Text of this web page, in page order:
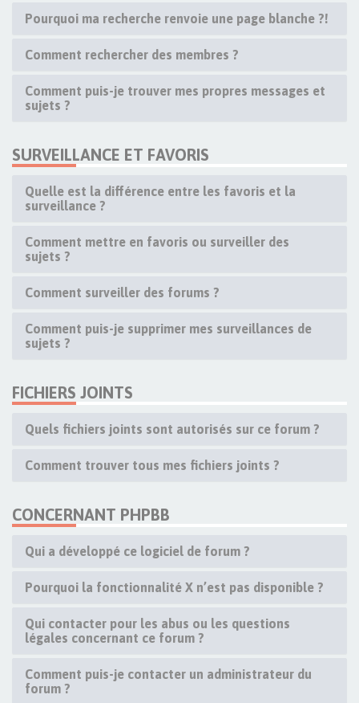
Pourquoi ma recherche renvoie une page blanche ?!
Comment rechercher des membres ?
Comment puis-je trouver mes propres messages et
sujets ?
SURVEILLANCE ET FAVORIS
Quelle est la différence entre les favoris et la
surveillance ?
Comment mettre en favoris ou surveiller des
sujets ?
Comment surveiller des forums ?
Comment puis-je supprimer mes surveillances de
sujets ?
FICHIERS JOINTS
Quels fichiers joints sont autorisés sur ce forum ?
Comment trouver tous mes fichiers joints ?
CONCERNANT PHPBB
Qui a développé ce logiciel de forum ?
Pourquoi la fonctionnalité X n’est pas disponible ?
Qui contacter pour les abus ou les questions
légales concernant ce forum ?
Comment puis-je contacter un administrateur du
forum ?